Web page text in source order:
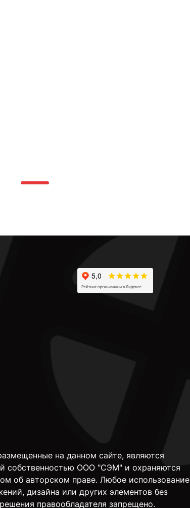
на данном сайте, являются
собственностью ООО "СЭМ" и охраняются
об авторском праве. Любое использование
дизайна или других элементов без
правообладателя запрещено.